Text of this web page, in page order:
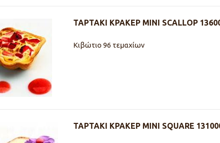
ΤΑΡΤΑΚΙ ΚΡΑΚΕΡ MINI SCALLOP
Κιβώτιο 96 τεμαχίων
ΤΑΡΤΑΚΙ ΚΡΑΚΕΡ MINI SQUARE